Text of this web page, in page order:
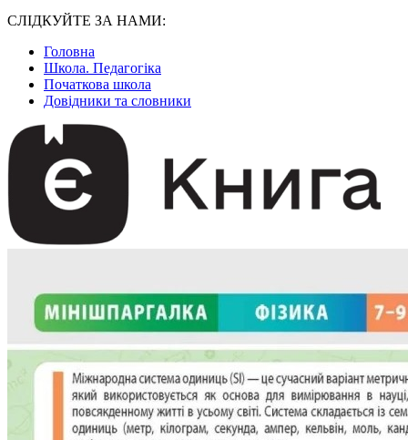
СЛІДКУЙТЕ ЗА НАМИ:
Головна
Школа. Педагогіка
Початкова школа
Довідники та словники